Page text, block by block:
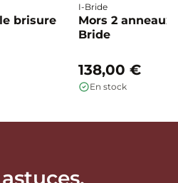
brisure
I-Bride
Mors 2
Bride
138,00 €
En stock